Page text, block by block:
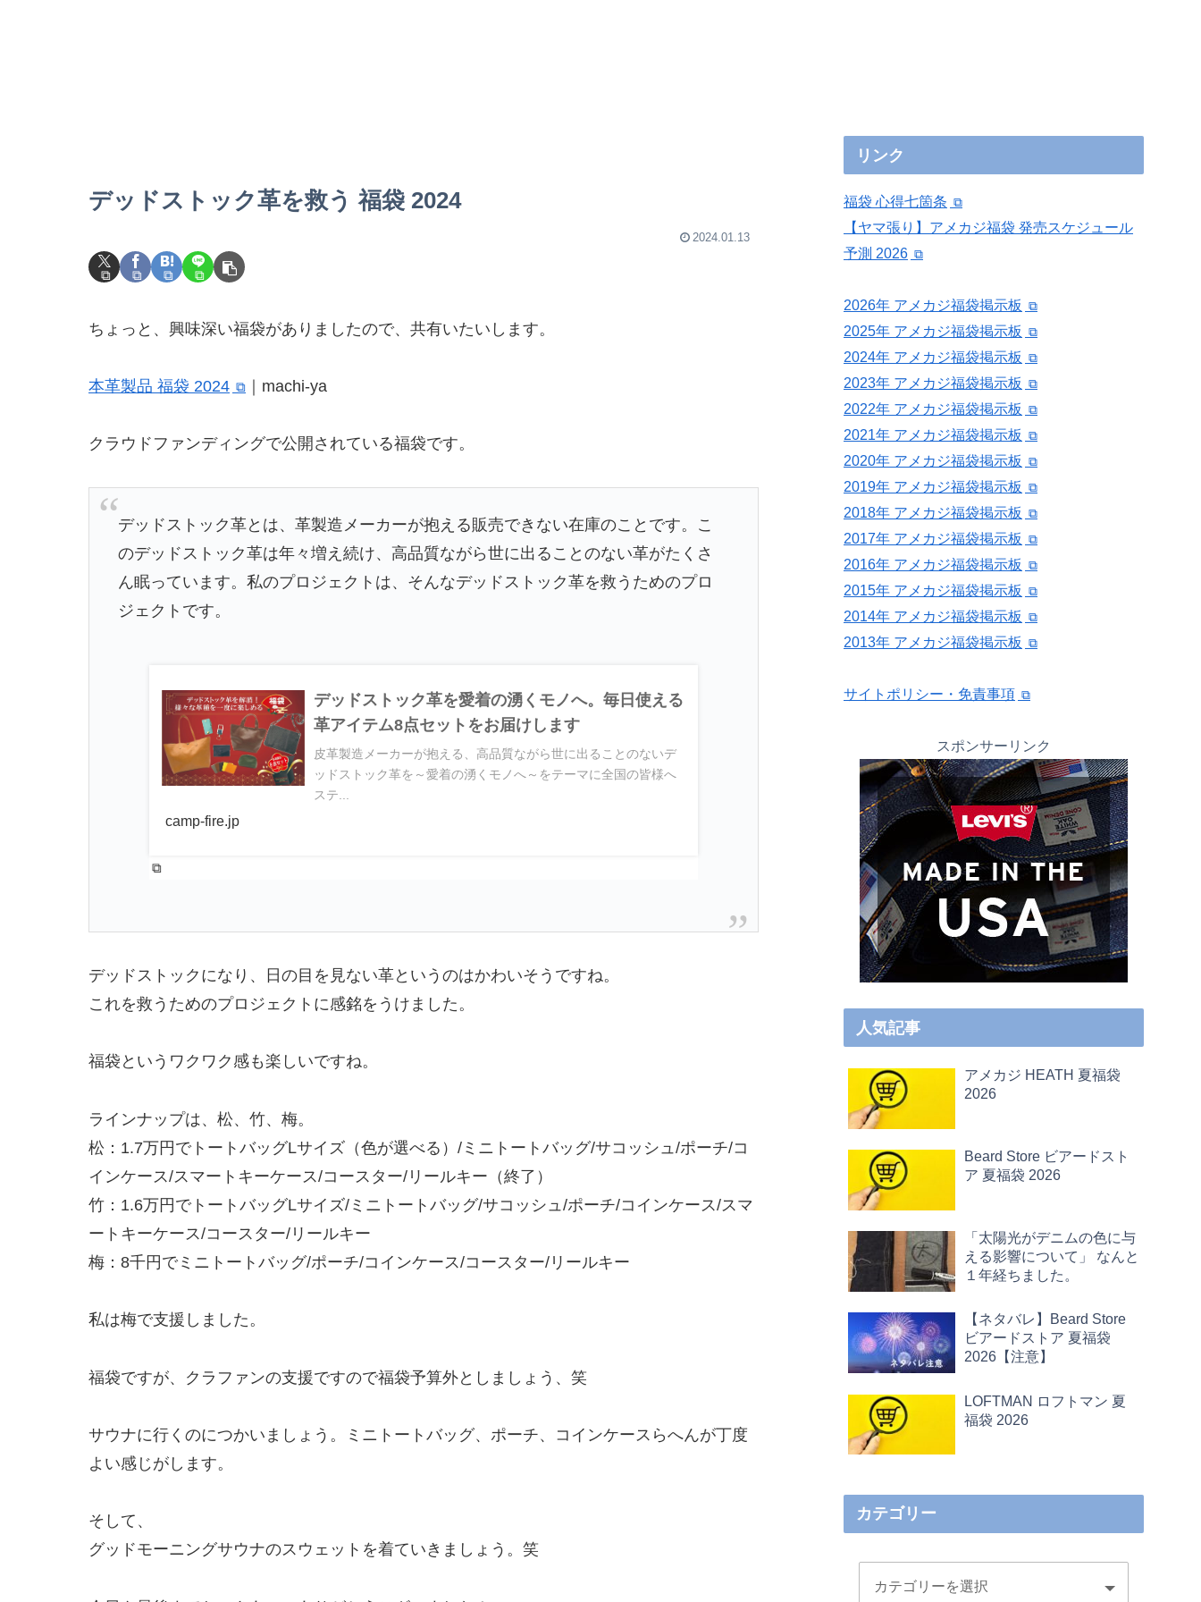
デッドストック革を救う 福袋 2024
2024.01.13
ちょっと、興味深い福袋がありましたので、共有いたいします。
本革製品 福袋 2024 ｜machi-ya
クラウドファンディングで公開されている福袋です。
デッドストック革とは、革製造メーカーが抱える販売できない在庫のことです。こ
のデッドストック革は年々増え続け、高品質ながら世に出ることのない革がたくさ
ん眠っています。私のプロジェクトは、そんなデッドストック革を救うためのプロ
ジェクトです。
デッドストック革を愛着の湧くモノへ。毎日使える
革アイテム8点セットをお届けします
皮革製造メーカーが抱える、高品質ながら世に出ることのないデ
ッドストック革を～愛着の湧くモノへ～をテーマに全国の皆様へ
ステ...
camp-fire.jp
デッドストックになり、日の目を見ない革というのはかわいそうですね。
これを救うためのプロジェクトに感銘をうけました。
福袋というワクワク感も楽しいですね。
ラインナップは、松、竹、梅。
松：1.7万円でトートバッグLサイズ（色が選べる）/ミニトートバッグ/サコッシュ/ポーチ/コ
インケース/スマートキーケース/コースター/リールキー（終了）
竹：1.6万円でトートバッグLサイズ/ミニトートバッグ/サコッシュ/ポーチ/コインケース/スマ
ートキーケース/コースター/リールキー
梅：8千円でミニトートバッグ/ポーチ/コインケース/コースター/リールキー
私は梅で支援しました。
福袋ですが、クラファンの支援ですので福袋予算外としましょう、笑
サウナに行くのにつかいましょう。ミニトートバッグ、ポーチ、コインケースらへんが丁度
よい感じがします。
そして、
グッドモーニングサウナのスウェットを着ていきましょう。笑
リンク
福袋 心得七箇条
【ヤマ張り】アメカジ福袋 発売スケジュール
予測 2026
2026年 アメカジ福袋掲示板
2025年 アメカジ福袋掲示板
2024年 アメカジ福袋掲示板
2023年 アメカジ福袋掲示板
2022年 アメカジ福袋掲示板
2021年 アメカジ福袋掲示板
2020年 アメカジ福袋掲示板
2019年 アメカジ福袋掲示板
2018年 アメカジ福袋掲示板
2017年 アメカジ福袋掲示板
2016年 アメカジ福袋掲示板
2015年 アメカジ福袋掲示板
2014年 アメカジ福袋掲示板
2013年 アメカジ福袋掲示板
サイトポリシー・免責事項
スポンサーリンク
人気記事
アメカジ HEATH 夏福袋
2026
Beard Store ビアードスト
ア 夏福袋 2026
「太陽光がデニムの色に与
える影響について」 なんと
１年経ちました。
【ネタバレ】Beard Store
ビアードストア 夏福袋
2026【注意】
LOFTMAN ロフトマン 夏
福袋 2026
カテゴリー